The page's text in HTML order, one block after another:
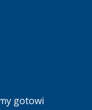
gotowi